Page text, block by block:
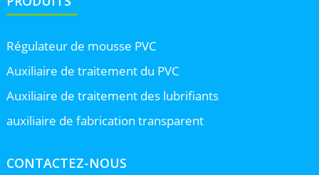
Régulateur de mousse PVC
Auxiliaire de traitement du PVC
Auxiliaire de traitement des lubrifiants
auxiliaire de fabrication transparent
CONTACTEZ-NOUS